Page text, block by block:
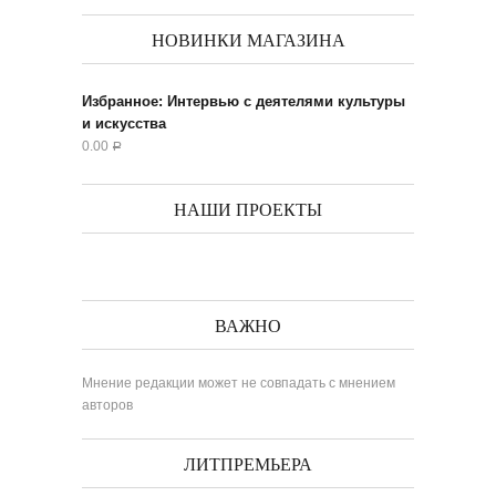
НОВИНКИ МАГАЗИНА
Избранное: Интервью с деятелями культуры
и искусства
0.00 Р
НАШИ ПРОЕКТЫ
ВАЖНО
Мнение редакции может не совпадать с мнением
авторов
ЛИТПРЕМЬЕРА